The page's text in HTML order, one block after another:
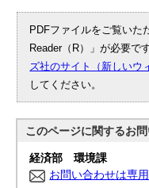
PDFファイルをご覧いた
Reader（R）」が必要で
ズ社のサイト（新しいウ
してください。
このページに関するお
経済部 環境課
お問い合わせは専